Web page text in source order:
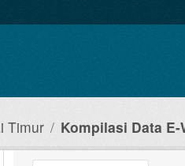
Timur Kompilasi Data E-